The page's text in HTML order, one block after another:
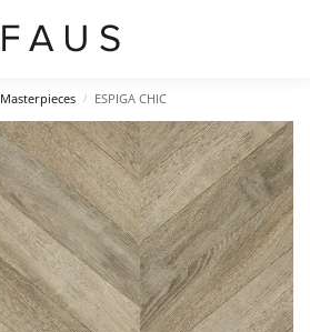
Masterpieces / ESPIGA CHIC